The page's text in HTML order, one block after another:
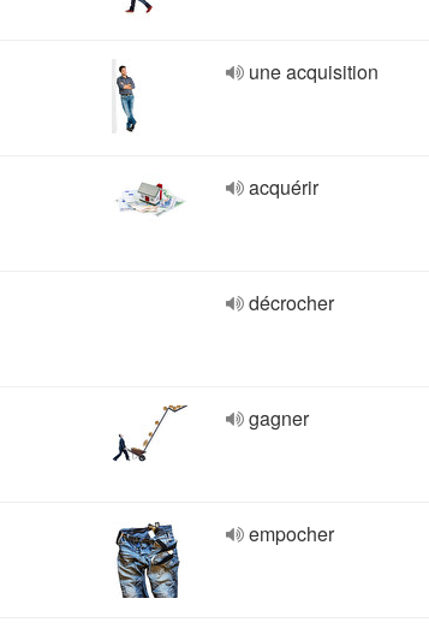
une acquisition
acquérir
décrocher
gagner
empocher